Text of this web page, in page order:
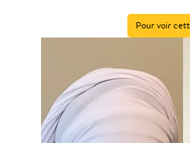
Pour voir